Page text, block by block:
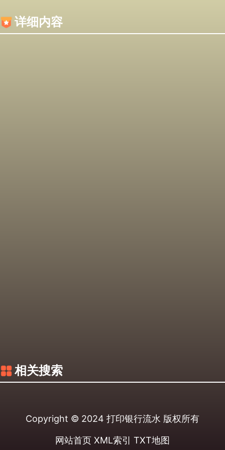
详细内容
相关搜索
Copyright © 2024 打印银行流水 版权所有
网站首页 XML索引 TXT地图